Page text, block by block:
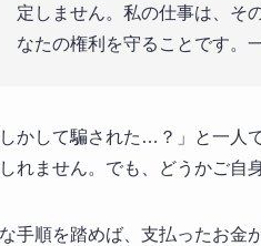
定しません。私の仕事は、そ
なたの権利を守ることです。
しかして騙された…？」と一人
れません。でも、どうかご自
手順を踏めば、支払ったお金